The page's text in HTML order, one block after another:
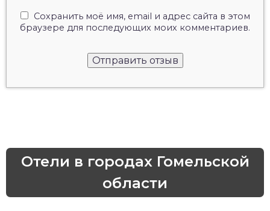
Сохранить моё имя, email и адрес сайта в этом
браузере для последующих моих комментариев.
Отели в городах Гомельской
области